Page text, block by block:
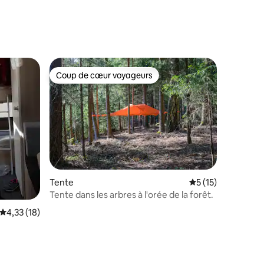
Évaluation moyenne sur la base de 18 commentaires : 4,33 sur 5
4,33 (18)
Coup de cœur voyageurs
Coup de cœur voyageurs
Tente Évaluation
5 (15)
Tente dans les arbres à l'orée de la forêt.